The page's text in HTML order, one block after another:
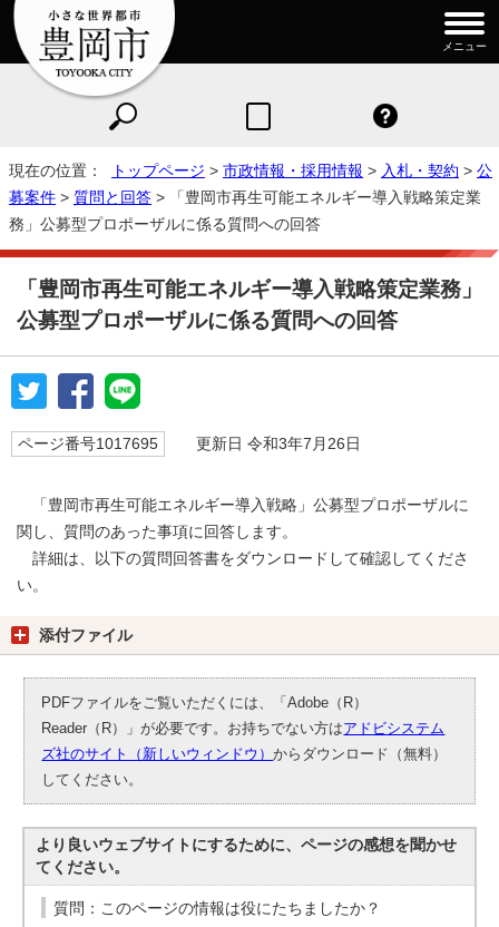
メニュー
現在の位置： トップページ > 市政情報・採用情報 > 入札・契約 > 公
募案件 > 質問と回答 > 「豊岡市再生可能エネルギー導入戦略策定業
務」公募型プロポーザルに係る質問への回答
「豊岡市再生可能エネルギー導入戦略策定業務」
公募型プロポーザルに係る質問への回答
ページ番号1017695 更新日 令和3年7月26日
「豊岡市再生可能エネルギー導入戦略」公募型プロポーザルに
関し、質問のあった事項に回答します。
詳細は、以下の質問回答書をダウンロードして確認してくださ
い。
添付ファイル
PDFファイルをご覧いただくには、「Adobe（R）
Reader（R）」が必要です。お持ちでない方はアドビシステム
ズ社のサイト（新しいウィンドウ）からダウンロード（無料）
してください。
より良いウェブサイトにするために、ページの感想を聞かせ
てください。
質問：このページの情報は役にたちましたか？